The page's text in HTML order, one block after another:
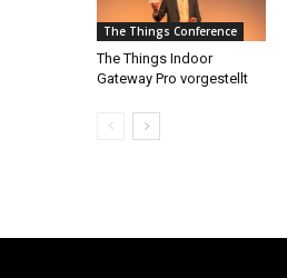
The Things Conference
The Things Indoor
Gateway Pro vorgestellt